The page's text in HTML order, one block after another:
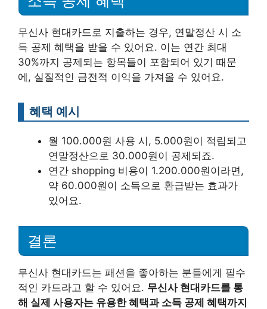
무신사 현대카드로 지출하는 경우, 연말정산 시 소
득 공제 혜택을 받을 수 있어요. 이는 연간 최대
30%까지 공제되는 항목들이 포함되어 있기 때문
에, 실질적인 금전적 이익을 가져올 수 있어요.
혜택 예시
월 100.000원 사용 시, 5.000원이 적립되고
연말정산으로 30.000원이 공제되죠.
연간 shopping 비용이 1.200.000원이라면,
약 60.000원이 소득으로 환급받는 효과가
있어요.
결론
무신사 현대카드는 패션을 좋아하는 분들에게 필수
적인 카드라고 할 수 있어요. 무신사 현대카드를 통
해 실제 사용자는 유용한 혜택과 소득 공제 혜택까지